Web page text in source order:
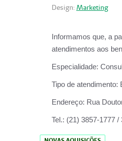
Design: Marketing
Informamos que, a
atendimentos aos
Especialidade:
Tipo de atendimento:
Endereço: Rua
Tel.: (21) 3857-1777 /